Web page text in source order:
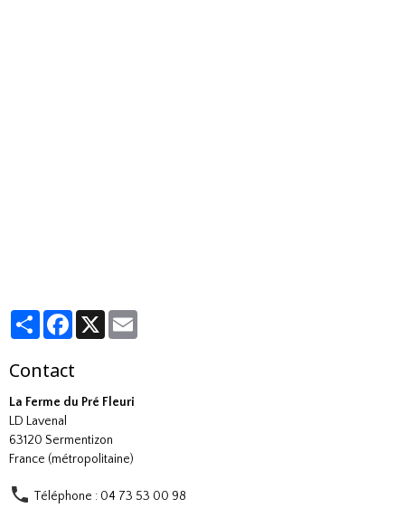
PartagerFacebook
X
Contact
La Ferme du Pré Fleuri
LD Lavenal
63120 Sermentizon
France (métropolitaine)
Téléphone : 04 73 53 00 98